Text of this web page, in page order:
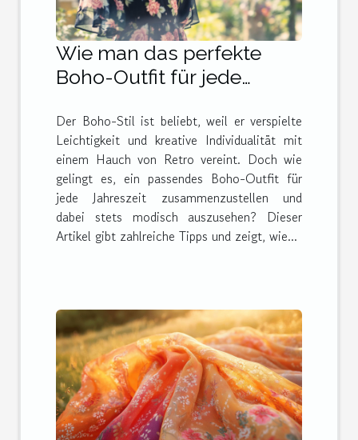
Wie man das perfekte
Boho-Outfit für jede
zusammenstellt
Der Boho-Stil ist beliebt, weil er verspielte
Leichtigkeit und kreative Individualität mit
einem Hauch von Retro vereint. Doch wie
gelingt es, ein passendes Boho-Outfit für
jede Jahreszeit zusammenzustellen und
dabei stets modisch auszusehen? Dieser
Artikel gibt zahlreiche Tipps und zeigt, wie...